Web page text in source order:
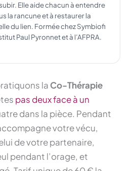
Elle aide chacun à entendre
la rancune et à restaurer la
du lien. Formée chez Symbiofi
Paul Pyronnet et à l’AFPRA.
la Co-Thérapie
pas deux face à un
dans la pièce. Pendant
votre vécu,
de votre partenaire,
pendant l’orage, et